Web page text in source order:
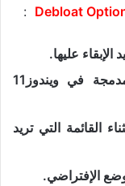
Debloat
:
عليها.
حذف جميع البرامج والتطبيقات المدمجة في ويندوز11
القائمة التي تريد
الإفتراضي.